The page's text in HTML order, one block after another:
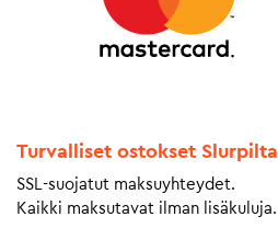
Turvalliset ostokset Slurpilta
SSL-suojatut maksuyhteydet.
Kaikki maksutavat ilman lisäkuluja.